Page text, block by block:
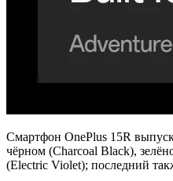
Смартфон OnePlus 15R
чёрном (Charcoal Black),
(Electric Violet); последний